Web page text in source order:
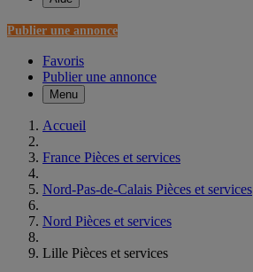
Publier une annonce
Favoris
Publier une annonce
Menu
Accueil
France Pièces et services
Nord-Pas-de-Calais Pièces et services
Nord Pièces et services
Lille Pièces et services